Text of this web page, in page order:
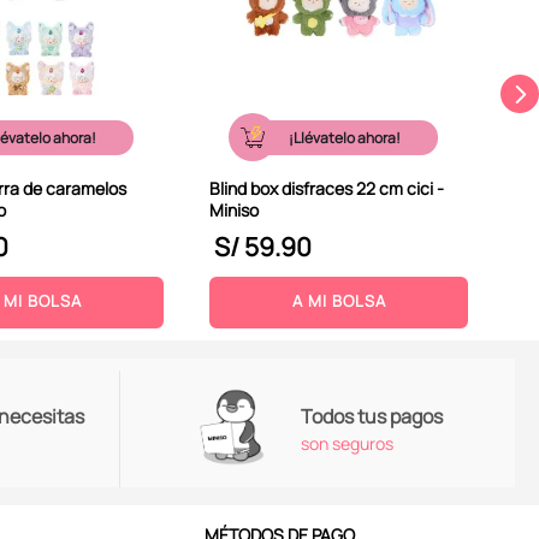
ahora!
de caramelos
MI BOLSA
¡Llévatelo ahora!
Blind box disfraces 22 cm cici -
Miniso
S/59.90
A MI BOLSA
Todos tus pagos
son seguros